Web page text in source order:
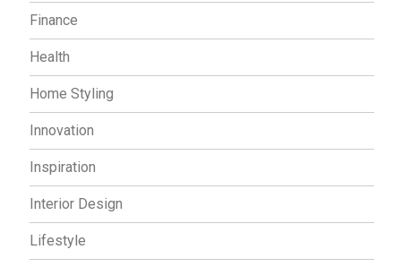
Finance
Health
Home Styling
Innovation
Inspiration
Interior Design
Lifestyle